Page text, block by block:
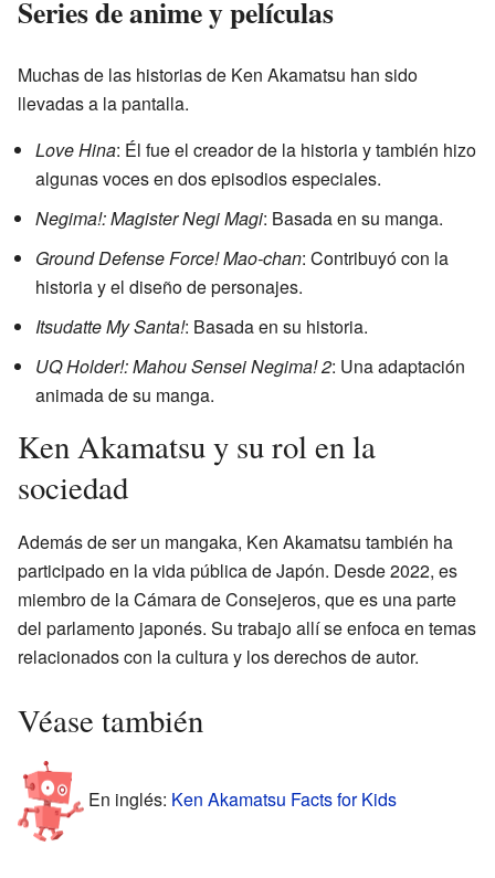
Series de anime y películas
Muchas de las historias de Ken Akamatsu han sido
llevadas a la pantalla.
Love Hina: Él fue el creador de la historia y también hizo
algunas voces en dos episodios especiales.
Negima!: Magister Negi Magi: Basada en su manga.
Ground Defense Force! Mao-chan: Contribuyó con la
historia y el diseño de personajes.
Itsudatte My Santa!: Basada en su historia.
UQ Holder!: Mahou Sensei Negima! 2: Una adaptación
animada de su manga.
Ken Akamatsu y su rol en la
sociedad
Además de ser un mangaka, Ken Akamatsu también ha
participado en la vida pública de Japón. Desde 2022, es
miembro de la Cámara de Consejeros, que es una parte
del parlamento japonés. Su trabajo allí se enfoca en temas
relacionados con la cultura y los derechos de autor.
Véase también
En inglés: Ken Akamatsu Facts for Kids